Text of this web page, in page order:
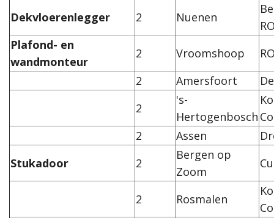
Dekvloerenlegger
2 Nuenen
Plafond- en
wandmonteur
2 Vroomshoop
2
Amersfoort
2
's-
Hertogenbosch
2
Assen
Stukadoor
2
Bergen op
Zoom
2 Rosmalen